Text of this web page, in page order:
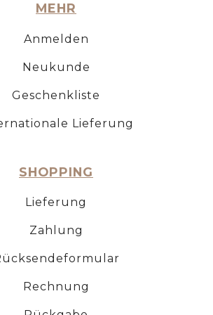
MEHR
Anmelden
Neukunde
Geschenkliste
Lieferung
SHOPPING
Lieferung
Zahlung
Rechnung